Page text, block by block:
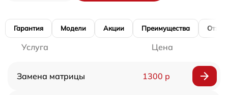
Гарантия Модели Акции Преимущества
Услуга Цена
Замена матрицы 1300 р